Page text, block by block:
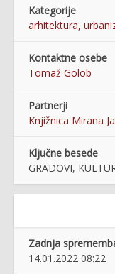
Kategorije
arhitektura,
Kontaktne osebe
Tomaž Golob
Partnerji
Knjižnica Mirana
Ključne besede
GRADOVI,
Zadnja
14.01.2022 08:22